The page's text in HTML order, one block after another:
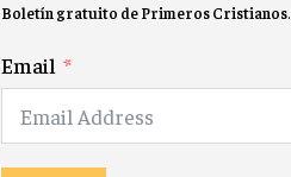
Boletín gratuito de Primeros Cristianos.
Email